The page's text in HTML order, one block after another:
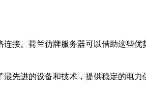
接。荷兰仿牌服务器可以借助这些
先进的设备和技术，提供稳定的电